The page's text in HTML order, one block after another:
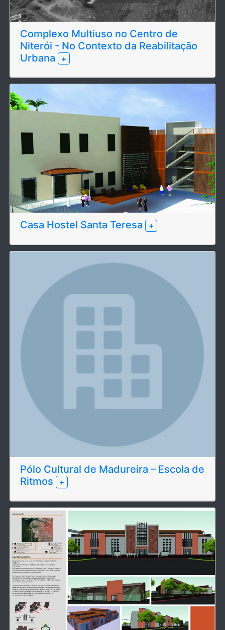
Complexo Multiuso no Centro de
Niterói - No Contexto da Reabilitação
Urbana
+
Casa Hostel Santa Teresa +
Pólo Cultural de Madureira – Escola de
Ritmos
+